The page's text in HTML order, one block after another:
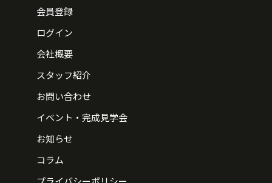
会員登録
ログイン
会社概要
スタッフ紹介
お問い合わせ
イベント・完成見学会
お知らせ
コラム